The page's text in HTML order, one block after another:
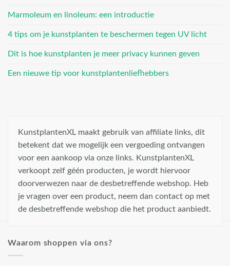
Marmoleum en linoleum: een introductie
4 tips om je kunstplanten te beschermen tegen UV licht
Dit is hoe kunstplanten je meer privacy kunnen geven
Een nieuwe tip voor kunstplantenliefhebbers
KunstplantenXL maakt gebruik van affiliate links, dit
betekent dat we mogelijk een vergoeding ontvangen
voor een aankoop via onze links. KunstplantenXL
verkoopt zelf géén producten, je wordt hiervoor
doorverwezen naar de desbetreffende webshop. Heb
je vragen over een product, neem dan contact op met
de desbetreffende webshop die het product aanbiedt.
Waarom shoppen via ons?